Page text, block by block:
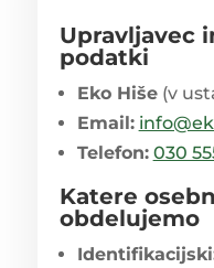
Upravljavec
podatki
Eko Hiše(v
Email:
Telefon: 030
Katere
obdelujemo